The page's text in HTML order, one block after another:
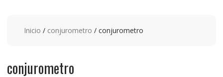
Inicio / conjurometro / conjurometro
conjurometro